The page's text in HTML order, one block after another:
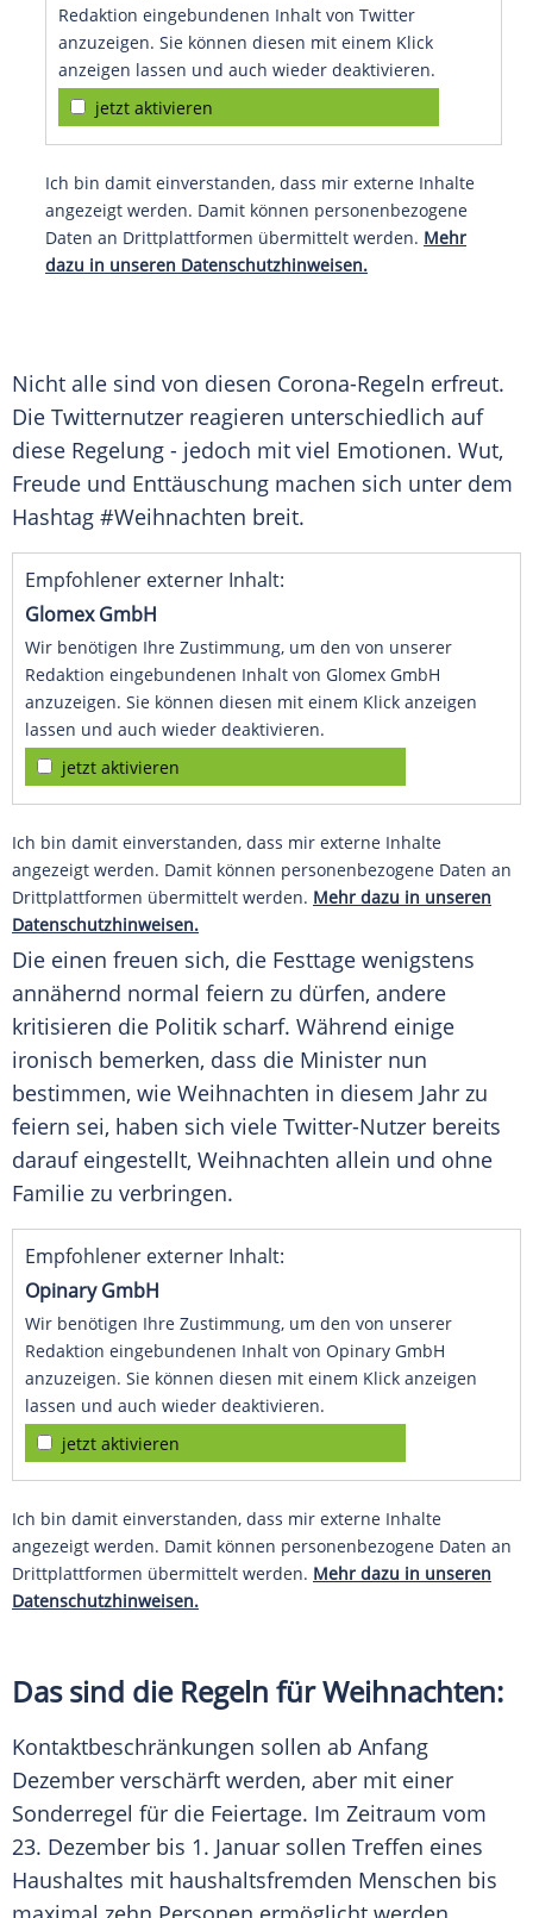
Redaktion eingebundenen Inhalt von Twitter
anzuzeigen. Sie können diesen mit einem Klick
anzeigen lassen und auch wieder deaktivieren.
jetzt aktivieren
Ich bin damit einverstanden, dass mir externe Inhalte
angezeigt werden. Damit können personenbezogene
Daten an Drittplattformen übermittelt werden. Mehr
dazu in unseren Datenschutzhinweisen.
Nicht alle sind von diesen Corona-Regeln erfreut.
Die Twitternutzer reagieren unterschiedlich auf
diese Regelung - jedoch mit viel Emotionen. Wut,
Freude und Enttäuschung machen sich unter dem
Hashtag #Weihnachten breit.
Empfohlener externer Inhalt:
Glomex GmbH
Wir benötigen Ihre Zustimmung, um den von unserer
Redaktion eingebundenen Inhalt von Glomex GmbH
anzuzeigen. Sie können diesen mit einem Klick anzeigen
lassen und auch wieder deaktivieren.
jetzt aktivieren
Ich bin damit einverstanden, dass mir externe Inhalte
angezeigt werden. Damit können personenbezogene Daten an
Drittplattformen übermittelt werden. Mehr dazu in unseren
Datenschutzhinweisen.
Die einen freuen sich, die Festtage wenigstens
annähernd normal feiern zu dürfen, andere
kritisieren die Politik scharf. Während einige
ironisch bemerken, dass die Minister nun
bestimmen, wie Weihnachten in diesem Jahr zu
feiern sei, haben sich viele Twitter-Nutzer bereits
darauf eingestellt, Weihnachten allein und ohne
Familie zu verbringen.
Empfohlener externer Inhalt:
Opinary GmbH
Wir benötigen Ihre Zustimmung, um den von unserer
Redaktion eingebundenen Inhalt von Opinary GmbH
anzuzeigen. Sie können diesen mit einem Klick anzeigen
lassen und auch wieder deaktivieren.
jetzt aktivieren
Ich bin damit einverstanden, dass mir externe Inhalte
angezeigt werden. Damit können personenbezogene Daten an
Drittplattformen übermittelt werden. Mehr dazu in unseren
Datenschutzhinweisen.
Das sind die Regeln für Weihnachten:
Kontaktbeschränkungen sollen ab Anfang
Dezember verschärft werden, aber mit einer
Sonderregel für die Feiertage. Im Zeitraum vom
23. Dezember bis 1. Januar sollen Treffen eines
Haushaltes mit haushaltsfremden Menschen bis